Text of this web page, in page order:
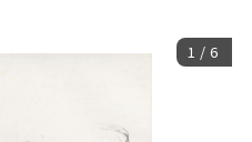
1 /6